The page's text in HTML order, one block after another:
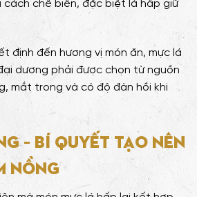
cách chế biến, đặc biệt là hấp giữ
định đến hương vị món ăn, mực lá
dương phải được chọn từ nguồn
mắt trong và có độ đàn hồi khi
– bí quyết tạo nên
nồng